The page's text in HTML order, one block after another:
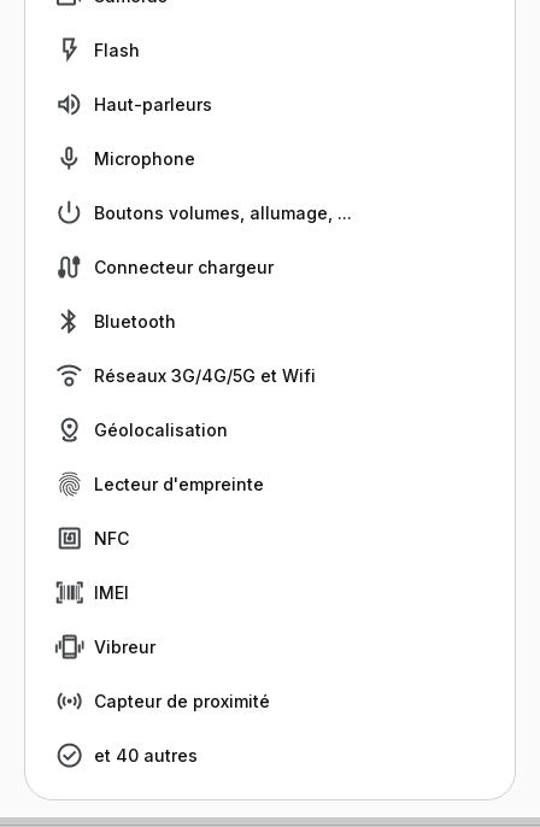
Flash
Haut-parleurs
Microphone
Boutons volumes, allumage, ...
Connecteur chargeur
Bluetooth
Réseaux 3G/4G/5G et Wifi
Géolocalisation
Lecteur d'empreinte
NFC
IMEI
Vibreur
Capteur de proximité
et 40 autres